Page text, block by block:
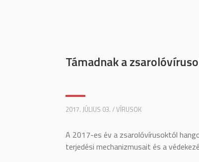
Támadnak a
2017. JÚLIUS 03. / VÍRUSOK
A 2017-es év a zsarolóvírusoktól
terjedési mechanizmusait és a